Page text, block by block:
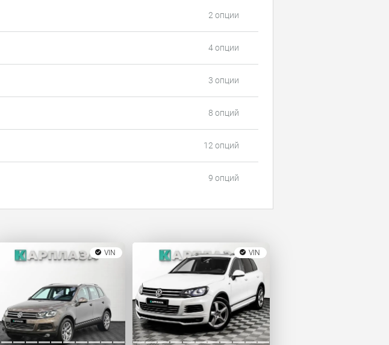
2 опции
4 опции
3 опции
8 опций
12 опций
9 опций
VIN VIN